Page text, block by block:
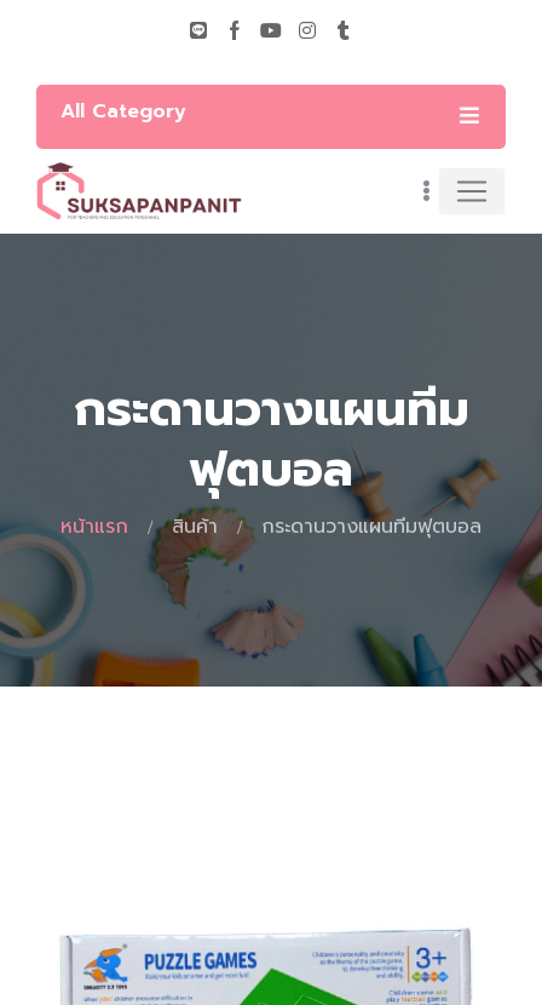
All Category
กระดานวางแผนทีม
ฟุตบอล
หน้าแรก สินค้า กระดานวางแผนทีมฟุตบอล